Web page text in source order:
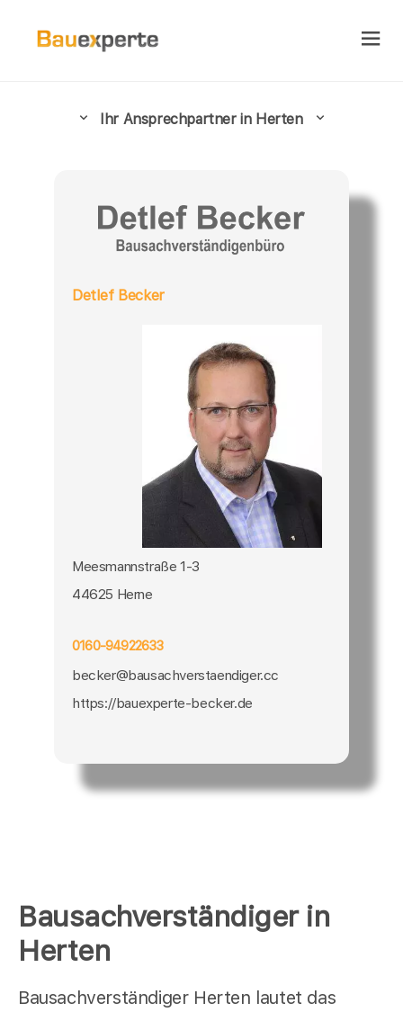
Bausachverständiger in
Herten
Bausachverständiger Herten lautet das
Ihr Ansprechpartner in Herten
Detlef Becker
Meesmannstraße 1-3
44625 Herne
0160-94922633
becker@bausachverstaendiger.cc
https://bauexperte-becker.de